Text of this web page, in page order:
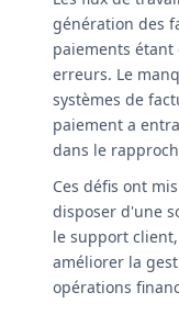
génération des
paiements étant
erreurs. Le
systèmes de
paiement a
dans le
Ces défis ont
disposer d'une
le support
améliorer la
opérations